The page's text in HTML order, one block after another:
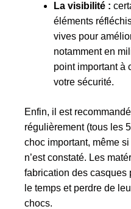
La visibilité :
éléments
vives pour
notamment en
point important à
votre sécurité.
Enfin, il est
régulièrement (tous les
choc important, même
n’est constaté. Les
fabrication des casques
le temps et perdre de
chocs.